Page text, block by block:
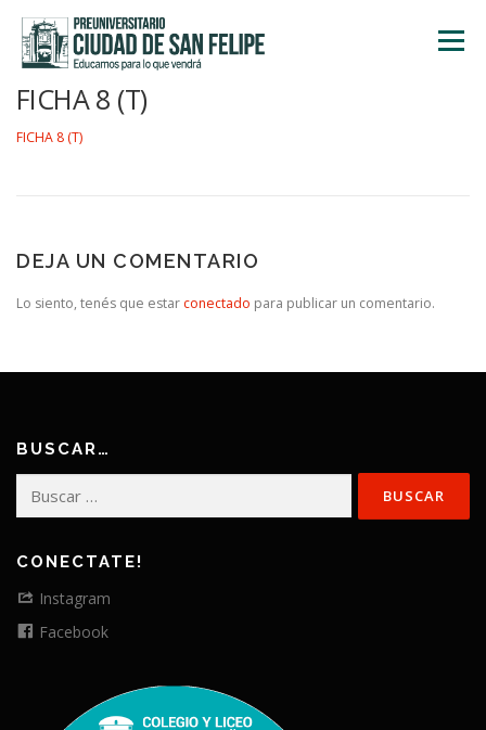
contenido
Menú
FICHA 8 (T)
FICHA 8 (T)
DEJA UN COMENTARIO
Lo siento, tenés que estar conectado para publicar un comentario.
BUSCAR…
CONECTATE!
Instagram
Facebook